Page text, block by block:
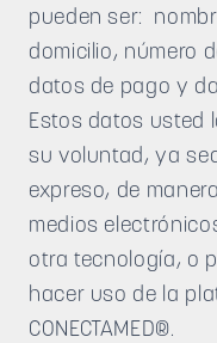
pueden ser:
domicilio, número
datos de pago y
Estos datos usted
su voluntad, ya
expreso, de
medios
otra tecnología, o
hacer uso de la
CONECTAMED®.